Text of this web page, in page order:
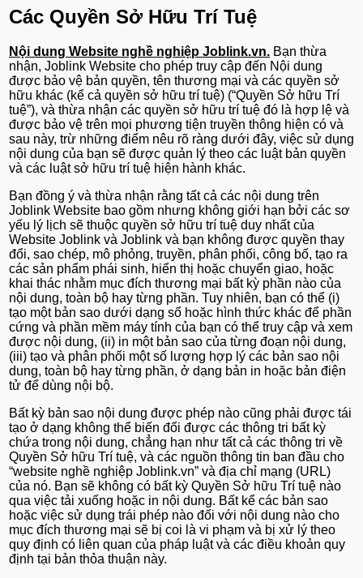
Các Quyền Sở Hữu Trí Tuệ
Nội dung Website nghề nghiệp Joblink.vn. Bạn thừa
nhận, Joblink Website cho phép truy cập đến Nội dung
được bảo vệ bản quyền, tên thương mại và các quyền sở
hữu khác (kể cả quyền sở hữu trí tuệ) (“Quyền Sở hữu Trí
tuệ”), và thừa nhận các quyền sở hữu trí tuệ đó là hợp lệ và
được bảo vệ trên mọi phương tiện truyền thông hiện có và
sau này, trừ những điểm nêu rõ ràng dưới đây, việc sử dụng
nội dung của bạn sẽ được quản lý theo các luật bản quyền
và các luật sở hữu trí tuệ hiện hành khác.
Bạn đồng ý và thừa nhận rằng tất cả các nội dung trên
Joblink Website bao gồm nhưng không giới hạn bởi các sơ
yếu lý lịch sẽ thuộc quyền sở hữu trí tuệ duy nhất của
Website Joblink và Joblink và bạn không được quyền thay
đổi, sao chép, mô phỏng, truyền, phân phối, công bố, tạo ra
các sản phẩm phái sinh, hiển thị hoặc chuyển giao, hoặc
khai thác nhằm mục đích thương mại bất kỳ phần nào của
nội dung, toàn bộ hay từng phần. Tuy nhiên, bạn có thể (i)
tạo một bản sao dưới dạng số hoặc hình thức khác để phần
cứng và phần mềm máy tính của bạn có thể truy cập và xem
được nội dung, (ii) in một bản sao của từng đoạn nội dung,
(iii) tạo và phân phối một số lượng hợp lý các bản sao nội
dung, toàn bộ hay từng phần, ở dạng bản in hoặc bản điện
tử để dùng nội bộ.
Bất kỳ bản sao nội dung được phép nào cũng phải được tái
tạo ở dạng không thể biến đổi được các thông tri bất kỳ
chứa trong nội dung, chẳng hạn như tất cả các thông tri về
Quyền Sở hữu Trí tuệ, và các nguồn thông tin ban đầu cho
“website nghề nghiệp Joblink.vn” và địa chỉ mạng (URL)
của nó. Bạn sẽ không có bất kỳ Quyền Sở hữu Trí tuệ nào
qua việc tải xuống hoặc in nội dung. Bất kể các bản sao
hoặc việc sử dụng trái phép nào đối với nội dung nào cho
mục đích thương mại sẽ bị coi là vi phạm và bị xử lý theo
quy định có liên quan của pháp luật và các điều khoản quy
định tại bản thỏa thuận này.